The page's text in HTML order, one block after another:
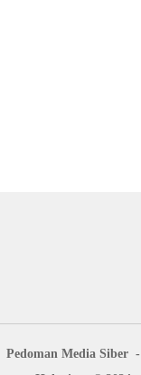
Pedoman Media Siber